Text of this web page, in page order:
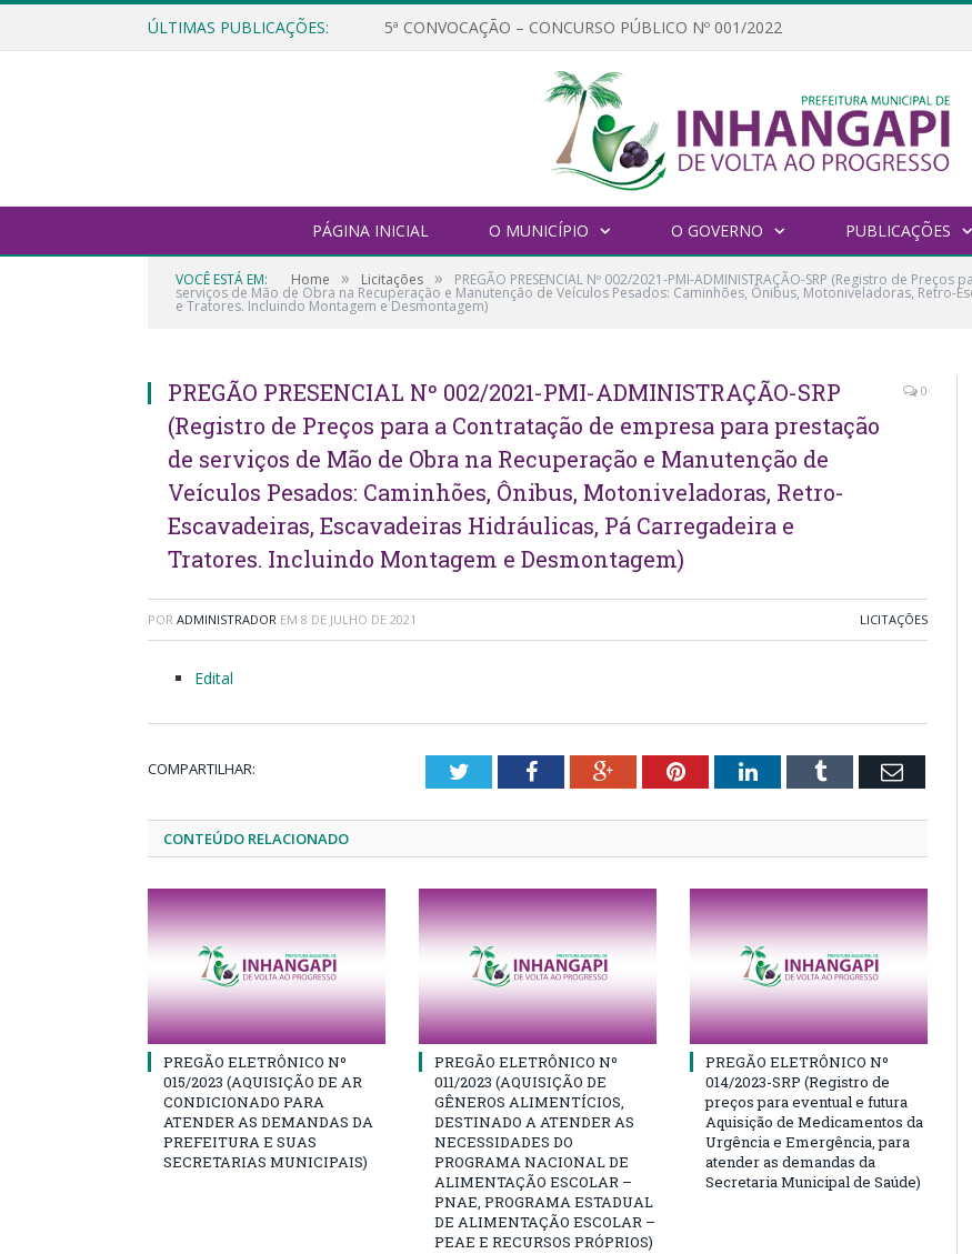
ÚLTIMAS PUBLICAÇÕES: 5ª CONVOCAÇÃO – CONCURSO PÚBLICO Nº 001/2022
PÁGINA INICIAL O MUNICÍPIO O GOVERNO PUBLICAÇÕES
VOCÊ ESTÁ EM: Home » Licitações » PREGÃO PRESENCIAL Nº 002/2021-PMI-ADMINISTRAÇÃO-SRP (Registro de
serviços de Mão de Obra na Recuperação e Manutenção de Veículos Pesados: Caminhões, Ônibus, Motoniveladoras, Retro-
e Tratores. Incluindo Montagem e Desmontagem)
PREGÃO PRESENCIAL Nº 002/2021-PMI-ADMINISTRAÇÃO-SRP
(Registro de Preços para a Contratação de empresa para prestação
de serviços de Mão de Obra na Recuperação e Manutenção de
Veículos Pesados: Caminhões, Ônibus, Motoniveladoras, Retro-
Escavadeiras, Escavadeiras Hidráulicas, Pá Carregadeira e
Tratores. Incluindo Montagem e Desmontagem)
0
POR ADMINISTRADOR EM 8 DE JULHO DE 2021 LICITAÇÕES
Edital
COMPARTILHAR: TwitterFacebookGoogle+PinterestLinkedInTumblr Email
CONTEÚDO RELACIONADO
PREGÃO ELETRÔNICO Nº
015/2023 (AQUISIÇÃO DE AR
CONDICIONADO PARA
ATENDER AS DEMANDAS DA
PREFEITURA E SUAS
SECRETARIAS MUNICIPAIS)
PREGÃO ELETRÔNICO Nº
011/2023 (AQUISIÇÃO DE
GÊNEROS ALIMENTÍCIOS,
DESTINADO A ATENDER AS
NECESSIDADES DO
PROGRAMA NACIONAL DE
ALIMENTAÇÃO ESCOLAR –
PNAE, PROGRAMA ESTADUAL
DE ALIMENTAÇÃO ESCOLAR –
PEAE E RECURSOS PRÓPRIOS)
PREGÃO ELETRÔNICO Nº
014/2023-SRP (Registro de
preços para eventual e futura
Aquisição de Medicamentos da
Urgência e Emergência, para
atender as demandas da
Secretaria Municipal de Saúde)